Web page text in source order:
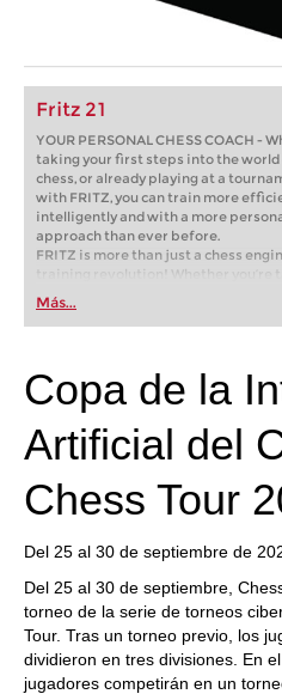
Fritz 21
YOUR PERSONAL CHESS COACH -
taking your first steps into the world
chess, or already playing at a
with FRITZ, you can train more
intelligently and with a more
approach than ever before.
FRITZ is more than just a chess
training revolution! Whether you’re
first steps into the world of club
playing at a tournament level: with
train more efficiently, intelligently
Más...
Copa de la
Artificial del
Chess Tour
Del 25 al 30 de septiembre de
Del 25 al 30 de septiembre,
torneo de la serie de torneos
Tour. Tras un torneo previo, los
dividieron en tres divisiones. En
jugadores competirán en un